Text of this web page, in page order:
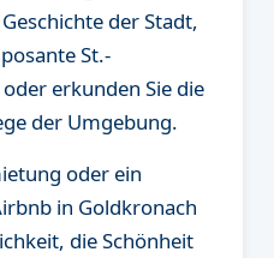
der Stadt,
St.-
erkunden Sie die
der Umgebung.
oder ein
in Goldkronach
die Schönheit